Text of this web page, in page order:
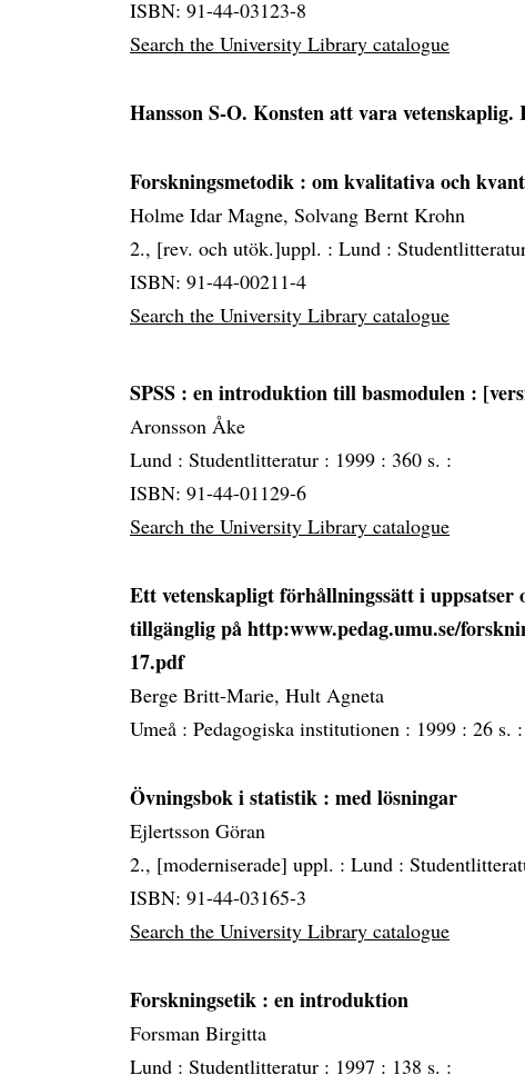
ISBN: 91-44-03123-8
Search the University Library catalogue
Hansson S-O. Konsten att vara vetenskaplig.
Forskningsmetodik : om kvalitativa och
Holme Idar Magne, Solvang Bernt Krohn
2., [rev. och utök.]uppl. : Lund :
ISBN: 91-44-00211-4
Search the University Library catalogue
SPSS : en introduktion till basmodulen :
Aronsson Åke
Lund : Studentlitteratur : 1999 : 360 s. :
ISBN: 91-44-01129-6
Search the University Library catalogue
Ett vetenskapligt förhållningssätt i uppsatser
tillgänglig på http:www.pedag.umu.se/
17.pdf
Berge Britt-Marie, Hult Agneta
Umeå : Pedagogiska institutionen : 1999 : 26 s. :
Övningsbok i statistik : med lösningar
Ejlertsson Göran
2., [moderniserade] uppl. : Lund :
ISBN: 91-44-03165-3
Search the University Library catalogue
Forskningsetik : en introduktion
Forsman Birgitta
Lund : Studentlitteratur : 1997 : 138 s. :